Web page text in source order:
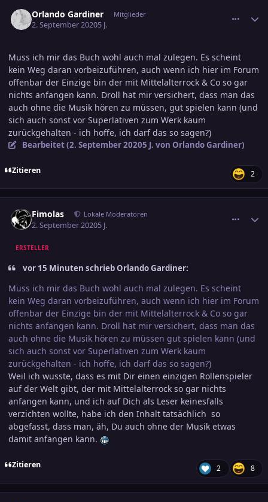
Orlando Gardiner Mitglieder
2. September 20205 J.
Muss ich mir das Buch wohl auch mal zulegen. Es scheint
kein Weg daran vorbeizuführen, auch wenn ich hier im Forum
offenbar der Einzige bin der mit Mittelalterrock & Co so gar
nichts anfangen kann. Droll hat mir versichert, dass man das
auch ohne die Musik hören zu müssen, gut spielen kann (und
sich auch sonst vor Superlativen zum Werk kaum
zurückgehalten - ich hoffe, ich darf das so sagen?)
Bearbeitet (2. September 20205 J. von Orlando Gardiner)
Zitieren 2
Fimolas Lokale Moderatoren
2. September 20205 J.
ERSTELLER
vor 15 Minuten schrieb Orlando Gardiner:
Muss ich mir das Buch wohl auch mal zulegen. Es scheint
kein Weg daran vorbeizuführen, auch wenn ich hier im Forum
offenbar der Einzige bin der mit Mittelalterrock & Co so gar
nichts anfangen kann. Droll hat mir versichert, dass man das
auch ohne die Musik hören zu müssen gut spielen kann (und
sich auch sonst vor Superlativen zum Werk kaum
zurückgehalten - ich hoffe, ich darf das so sagen?)
Weil ich wusste, dass es mit Dir einen einzigen Rollenspieler
auf der Welt gibt, der mit Mittelalterrock so gar nichts
anfangen kann, und ich auf Dich als Leser keinesfalls
verzichten wollte, habe ich den Inhalt tatsächlich so
abgefasst, dass man, äh, Du auch ohne der Musik etwas
damit anfangen kann.
Zitieren 2 8